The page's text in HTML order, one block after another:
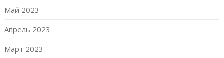
Май 2023
Апрель 2023
Март 2023